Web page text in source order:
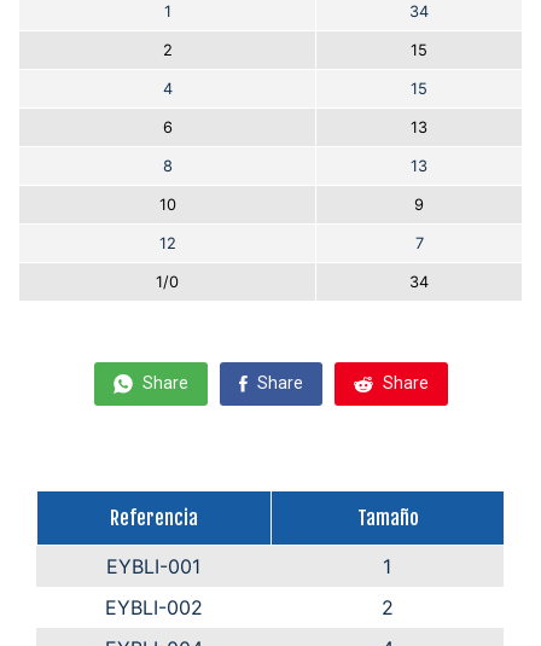
1 34
2 15
4 15
6 13
8 13
10 9
12 7
1/0 34
Share Share Share
Referencia
Tamaño
EYBLI-001
1
EYBLI-002
2